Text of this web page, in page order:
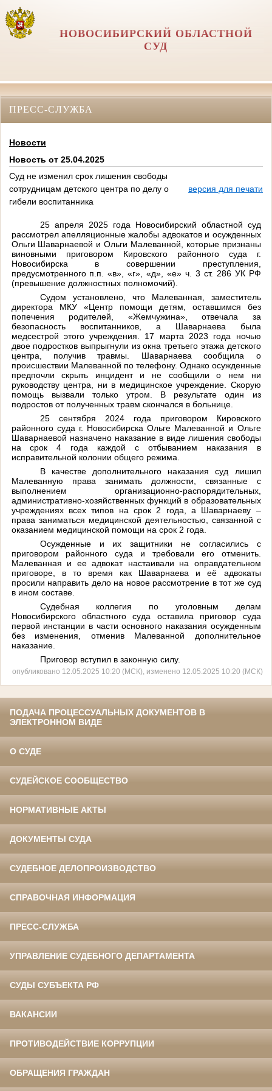
НОВОСИБИРСКИЙ ОБЛАСТНОЙ
СУД
ПРЕСС-СЛУЖБА
Новости
Новость от 25.04.2025
Суд не изменил срок лишения свободы
сотрудницам детского центра по делу о
гибели воспитанника
версия для печати
25 апреля 2025 года Новосибирский областной суд
рассмотрел апелляционные жалобы адвокатов и осужденных
Ольги Шаварнаевой и Ольги Малеванной которые признаны
виновными
приговором Кировского районного суда г.
Новосибирска
в совершении преступления
предусмотренного п п .«в» ,«г» ,«д» ,«е» ч . 3 ст. 286 УК РФ
(превышение должностных полномочий).
Судом
установлено, что Малеванная
заместитель
директора
МКУ «Центр помощи детям оставшимся
без
попечения
родителей «Жемчужина», отвечала
за
безопасность
воспитанников, а Шаварнаева
была
медсестрой этого учреждения . 17 марта 2023 года
ночью
двое подростков выпрыгнули из окна третьего этажа детского
центра
получив травмы Шаварнаева сообщила
о
происшествии Малеванной по телефону. Однако осужденные
предпочли
скрыть инцидент и не сообщили о нем
ни
руководству центра ни в медицинское учреждение
Скорую
помощь
вызвали только утром В результате один
из
подростов от полученных травм скончался в больнице.
25 сентября 2024 года приговором
Кировского
районного суда г. Новосибирска Ольге Малеванной и Ольге
Шаварнаевой назначено наказание в виде лишения свободы
на
срок 4 года каждой с отбыванием наказания
в
исправительной колонии общего режима
В
качестве дополнительного наказания суд
лишил
Малеванную
права занимать должности связанные
с
выполнением
организационно-распорядительных,
административно-хозяйственных функций в образовательных
учреждениях всех типов на срок2 года а Шаварнаеву –
права заниматься медицинской деятельностью связанной с
оказанием медицинской помощи на срок2 года
Осужденные
и их защитники не согласились
с
приговором
районного суда и требовали его отменить.
Малеванная
и ее адвокат настаивали на
оправдательном
приговоре, в то время как Шаварнаева и её
адвокаты
просили направить дело на новое рассмотрение в тот же суд
в ином составе.
Судебная
коллегия по уголовным
делам
Новосибирского
областного суда оставила приговор
суда
первой инстанции в части основного наказания осужденным
без
изменения отменив Малеванной
дополнительное
наказание.
Приговор вступил в законную силу.
опубликовано 12.05.2025 10:20 (МСК), изменено 12.05.2025 10:20 (МСК)
ПОДАЧА ПРОЦЕССУАЛЬНЫХ ДОКУМЕНТОВ В
ЭЛЕКТРОННОМ ВИДЕ
О СУДЕ
СУДЕЙСКОЕ СООБЩЕСТВО
НОРМАТИВНЫЕ АКТЫ
ДОКУМЕНТЫ СУДА
СУДЕБНОЕ ДЕЛОПРОИЗВОДСТВО
СПРАВОЧНАЯ ИНФОРМАЦИЯ
ПРЕСС-СЛУЖБА
УПРАВЛЕНИЕ СУДЕБНОГО ДЕПАРТАМЕНТА
СУДЫ СУБЪЕКТА РФ
ВАКАНСИИ
ПРОТИВОДЕЙСТВИЕ КОРРУПЦИИ
ОБРАЩЕНИЯ ГРАЖДАН